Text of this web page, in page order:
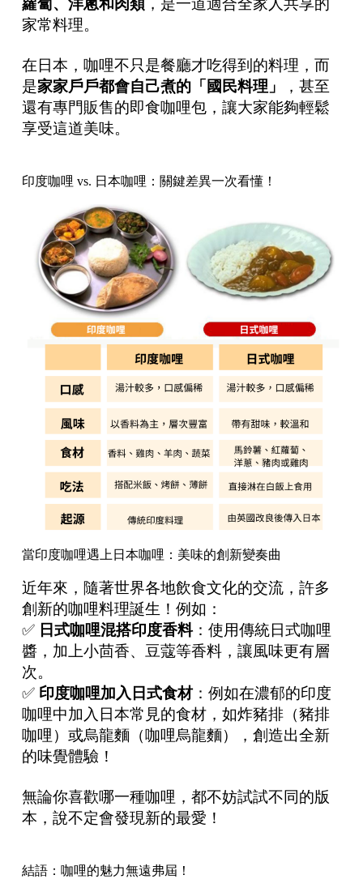
蘿蔔、洋蔥和肉類 ，是一道適合全家人共享的
家常料理。
在日本，咖哩不只是餐廳才吃得到的料理，而
是家家戶戶都會自己煮的「國民料理」
，甚至
還有專門販售的即食咖哩包，讓大家能夠輕鬆
享受這道美味。
印度咖哩 vs. 日本咖哩：關鍵差異一次看懂！
當印度咖哩遇上日本咖哩：美味的創新變奏曲
近年來，隨著世界各地飲食文化的交流，許多
創新的咖哩料理誕生！例如：
✅ 日式咖哩混搭印度香料：使用傳統日式咖哩
醬，加上小茴香、豆蔻等香料，讓風味更有層
次。
✅ 印度咖哩加入日式食材：例如在濃郁的印度
咖哩中加入日本常見的食材，如炸豬排（豬排
咖哩）或烏龍麵（咖哩烏龍麵），創造出全新
的味覺體驗！
無論你喜歡哪一種咖哩，都不妨試試不同的版
本，說不定會發現新的最愛！
結語：咖哩的魅力無遠弗屆！